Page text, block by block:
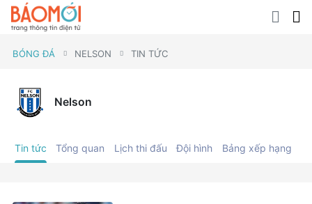
BÓNG ĐÁ NELSON TIN TỨC
Nelson
Tin tức Tổng quan Lịch thi đấu Đội hình Bảng xếp hạng